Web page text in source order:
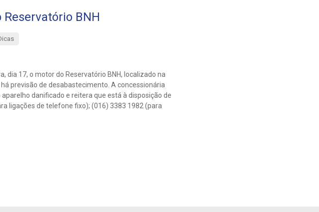
BNH
17, o motor do Reservatório BNH, localizado na
previsão de desabastecimento. A concessionária
danificado e reitera que está à disposição de
ligações de telefone fixo); (016) 3383 1982 (para